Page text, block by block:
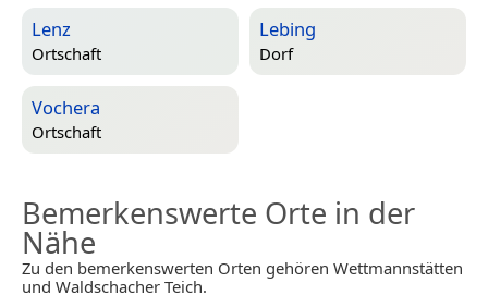
Lenz
Ortschaft
Lebing
Dorf
Vochera
Ortschaft
Bemerkenswerte Orte in der
Nähe
Zu den bemerkenswerten Orten gehören Wettmannstätten
und Waldschacher Teich.